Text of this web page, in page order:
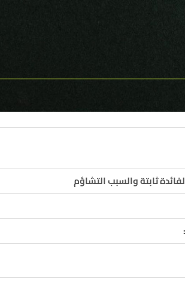
ثابتة والسبب التشاؤم